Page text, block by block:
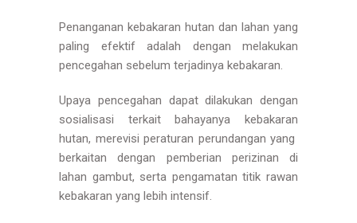
Penanganan kebakaran hutan dan lahan yang
paling efektif adalah dengan melakukan
pencegahan sebelum terjadinya kebakaran.
Upaya pencegahan dapat dilakukan dengan
sosialisasi terkait bahayanya kebakaran
hutan, merevisi peraturan perundangan yang
berkaitan dengan pemberian perizinan di
lahan gambut, serta pengamatan titik rawan
kebakaran yang lebih intensif.